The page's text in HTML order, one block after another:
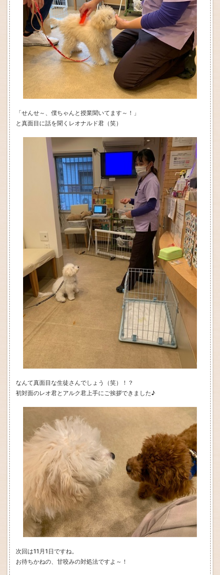
「せんせ～、僕ちゃんと授業聞いてます～！」
と真面目に話を聞くレオナルド君（笑）
なんて真面目な生徒さんでしょう（笑）！？
初対面のレオ君とアルク君上手にご挨拶できました♪
次回は11月1日ですね。
お待ちかねの、甘咬みの対処法ですよ～！